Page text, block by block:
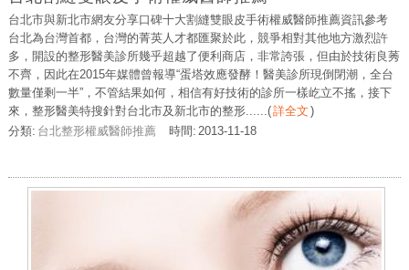
台北市與新北市網友分享口碑十大割縫雙眼皮手術權威醫師推薦資訊參考
台北為台灣首都，台灣的菁英人才都匯聚於此，競爭相對其他地方激烈許
多，開設的整形醫美診所幾乎超越了便利商店，非常誇張，但由於技術良莠
不齊，因此在2015年媒體曾報導“蛋塔效應發酵！醫美診所現倒閉潮，全台
數量僅剩一半”，不管結果如何，相信有好技術的診所一樣屹立不搖，接下
來，整形醫美特搜針對台北市及新北市的整形......(詳全文 )
分類: 台北整形權威醫師推薦 時間: 2013-11-18